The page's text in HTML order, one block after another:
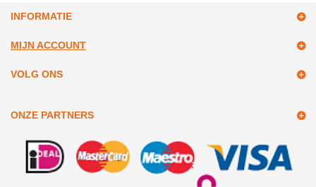
INFORMATIE
MIJN ACCOUNT
VOLG ONS
ONZE PARTNERS